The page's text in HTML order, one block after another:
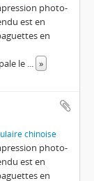
photo-
est en
en
le ... »
chinoise
photo-
est en
en